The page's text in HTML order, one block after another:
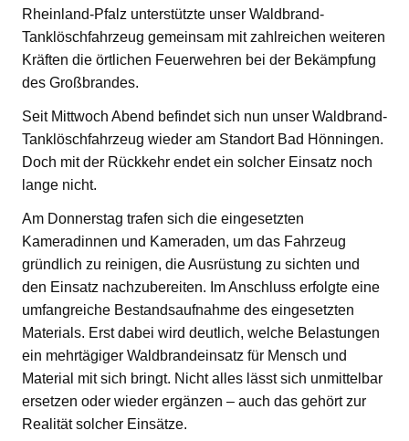
Rheinland-Pfalz unterstützte unser Waldbrand-
Tanklöschfahrzeug gemeinsam mit zahlreichen weiteren
Kräften die örtlichen Feuerwehren bei der Bekämpfung
des Großbrandes.
Seit Mittwoch Abend befindet sich nun unser Waldbrand-
Tanklöschfahrzeug wieder am Standort Bad Hönningen.
Doch mit der Rückkehr endet ein solcher Einsatz noch
lange nicht.
Am Donnerstag trafen sich die eingesetzten
Kameradinnen und Kameraden, um das Fahrzeug
gründlich zu reinigen, die Ausrüstung zu sichten und
den Einsatz nachzubereiten. Im Anschluss erfolgte eine
umfangreiche Bestandsaufnahme des eingesetzten
Materials. Erst dabei wird deutlich, welche Belastungen
ein mehrtägiger Waldbrandeinsatz für Mensch und
Material mit sich bringt. Nicht alles lässt sich unmittelbar
ersetzen oder wieder ergänzen – auch das gehört zur
Realität solcher Einsätze.